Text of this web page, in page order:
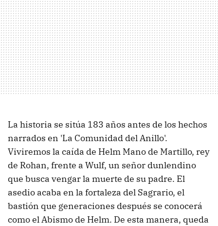
La historia se sitúa 183 años antes de los hechos
narrados en 'La Comunidad del Anillo'.
Viviremos la caída de Helm Mano de Martillo, rey
de Rohan, frente a Wulf, un señor dunlendino
que busca vengar la muerte de su padre. El
asedio acaba en la fortaleza del Sagrario, el
bastión que generaciones después se conocerá
como el Abismo de Helm. De esta manera, queda